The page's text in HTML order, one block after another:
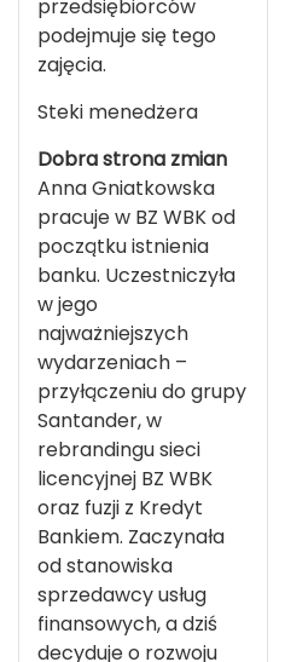
przedsiębiorców
podejmuje się tego
zajęcia.
Steki menedżera
Dobra strona zmian
Anna Gniatkowska
pracuje w BZ WBK od
początku istnienia
banku. Uczestniczyła
w jego
najważniejszych
wydarzeniach –
przyłączeniu do grupy
Santander, w
rebrandingu sieci
licencyjnej BZ WBK
oraz fuzji z Kredyt
Bankiem. Zaczynała
od stanowiska
sprzedawcy usług
finansowych, a dziś
decyduje o rozwoju